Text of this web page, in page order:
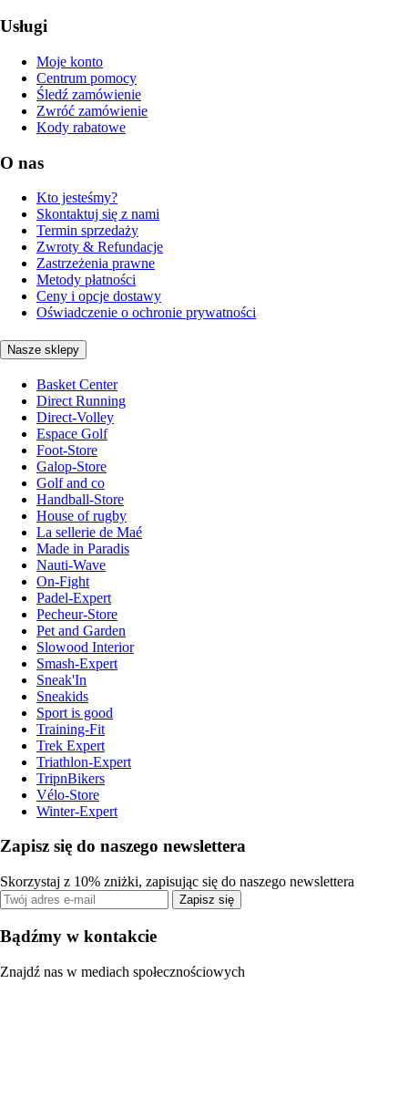
Usługi
Moje konto
Centrum pomocy
Śledź zamówienie
Zwróć zamówienie
Kody rabatowe
O nas
Kto jesteśmy?
Skontaktuj się z nami
Termin sprzedaży
Zwroty & Refundacje
Zastrzeżenia prawne
Metody płatności
Ceny i opcje dostawy
Oświadczenie o ochronie prywatności
Nasze sklepy
Basket Center
Direct Running
Direct-Volley
Espace Golf
Foot-Store
Galop-Store
Golf and co
Handball-Store
House of rugby
La sellerie de Maé
Made in Paradis
Nauti-Wave
On-Fight
Padel-Expert
Pecheur-Store
Pet and Garden
Slowood Interior
Smash-Expert
Sneak'In
Sneakids
Sport is good
Training-Fit
Trek Expert
Triathlon-Expert
TripnBikers
Vélo-Store
Winter-Expert
Zapisz się do naszego newslettera
Skorzystaj z 10% zniżki, zapisując się do naszego newslettera
Zapisz się
Bądźmy w kontakcie
Znajdź nas w mediach społecznościowych